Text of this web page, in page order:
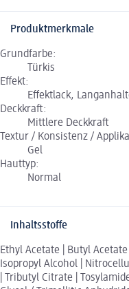
Produktmerkmale
Grundfarbe:
Türkis
Effekt:
Effektlack,
Deckkraft:
Mittlere Deckkraft
Textur / Konsistenz /
Gel
Hauttyp:
Normal
Inhaltsstoffe
Ethyl Acetate | Butyl
Isopropyl Alcohol |
| Tributyl Citrate |